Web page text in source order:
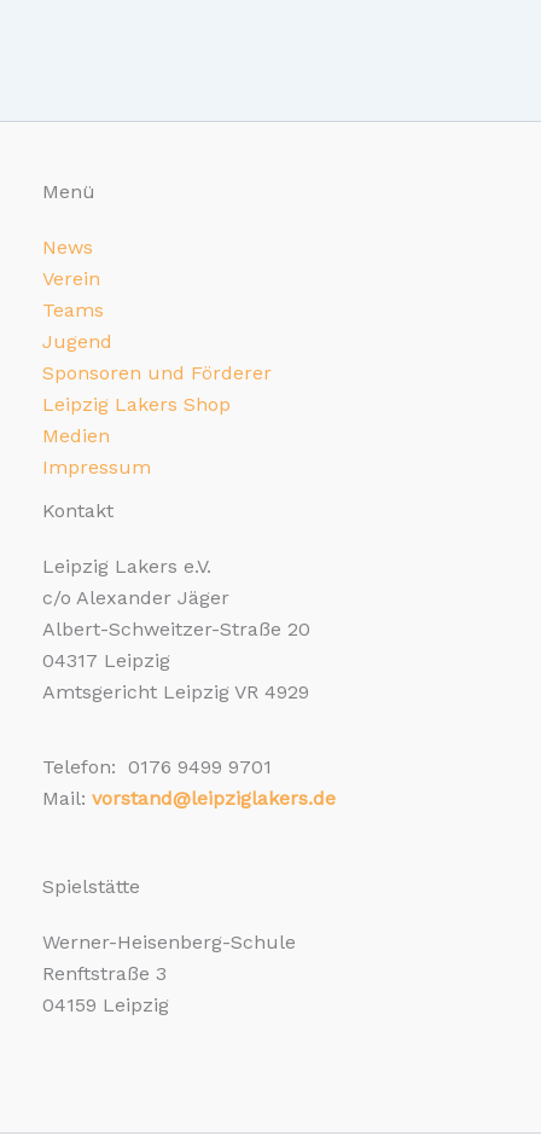
Menü
News
Verein
Teams
Jugend
Sponsoren und Förderer
Leipzig Lakers Shop
Medien
Impressum
Kontakt
Leipzig Lakers e.V.
c/o Alexander Jäger
Albert-Schweitzer-Straße 20
04317 Leipzig
Amtsgericht Leipzig VR 4929
Telefon: 0176 9499 9701
Mail: vorstand@leipziglakers.de
Spielstätte
Werner-Heisenberg-Schule
Renftstraße 3
04159 Leipzig